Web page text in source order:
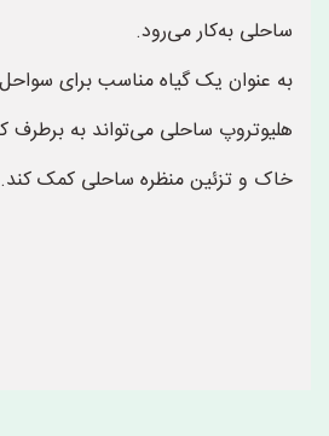
ساحلی به‌کار می‌رود.
به عنوان یک گیاه مناسب برای
هلیوتروپ ساحلی می‌تواند به
خاک و تزئین منظره ساحلی کمک کند.